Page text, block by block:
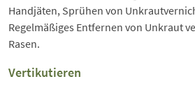
Handjäten, Sprühen von
Regelmäßiges Entfernen von Unkraut
Rasen.
Vertikutieren